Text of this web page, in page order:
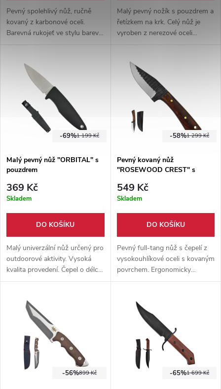
Pevný spolehlivý nůž, ručně
kovaný z karbonové oceli.
Barevná rukojeť ve stylu barev
pouzdro z hovězí kůže.
Malý pevný nožík s pouzdrem a
řetízkem na krk. Celý nůž je
vyroben z nerezové oceli
nošení.
1 199 Kč
-69%
Malý pevný nůž "ORBITAL" s
pouzdrem
369 Kč
Skladem
DO KOŠÍKU
Malý univerzální nůž určený pro
outdoorové aktivity. Vysoká
kvalita provedení. Čepel o délce
6,5 cm je vyrobena z oceli
termoplastové pouzdro na
opasek.
1 299 Kč
-58%
Pevný kovaný nůž
"ROSEWOOD CREST" s
549 Kč
Skladem
DO KOŠÍKU
Pevný full-tang nůž s čepelí z
vysokouhlíkové oceli s kovaným
povrchem. Ergonomicky
tvarovaná rukojeť z palisandru,
pouzdrem s možností zavěšení
na opasku.
899 Kč
-56% 1 699 Kč
-65%